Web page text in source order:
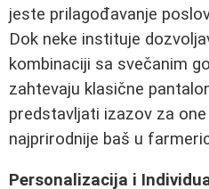
jeste prilagođavanje
Dok neke instituje
kombinaciji sa svečanim
zahtevaju klasične
predstavljati izazov za
najprirodnije baš u
Personalizacija i